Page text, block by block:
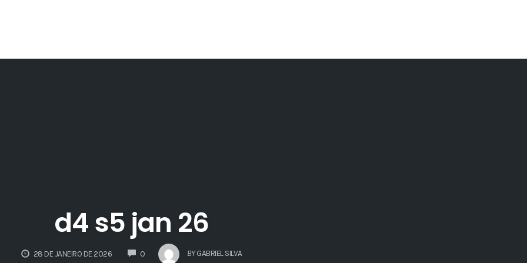
d4 s5 jan 26
28 DE JANEIRO DE 2026 0COMMENTS BY GABRIEL SILVA